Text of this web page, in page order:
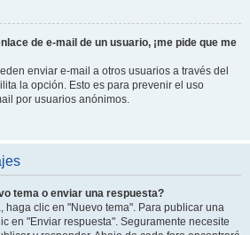
de e-mail de un usuario, ¡me pide que me
enviar e-mail a otros usuarios a través del
la opción. Esto es para prevenir el uso
por usuarios anónimos.
tema o enviar una respuesta?
haga clic en "Nuevo tema". Para publicar una
en "Enviar respuesta". Seguramente necesite